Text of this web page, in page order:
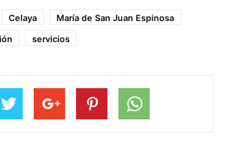
Celaya
María de San Juan Espinosa
servicios